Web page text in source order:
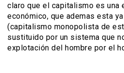
claro que el capitalismo es una
económico, que ademas esta
(capitalismo monopolista de
sustituido por un sistema que
explotación del hombre por el